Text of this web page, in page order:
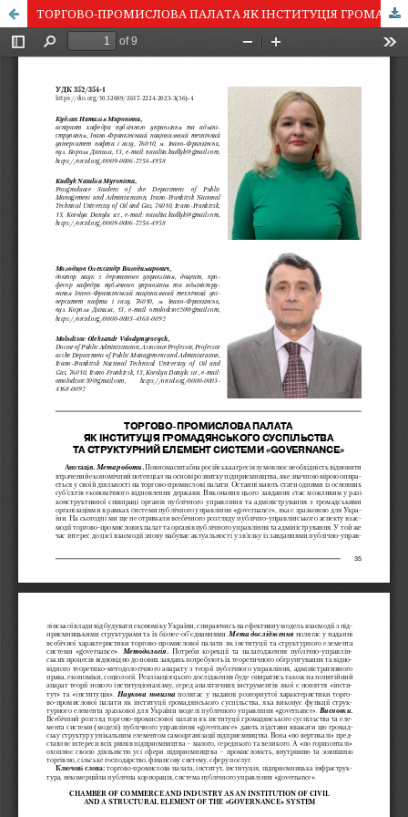
ТОРГОВО-ПРОМИСЛОВА ПАЛАТА ЯК ІНСТИТУЦІЯ ГРОМАДЯНСЬКОГО СУСПІЛЬСТВА ТА СТРУКТУРНИЙ ЕЛЕМЕНТ СИСТЕМИ «GOVERNANCE»